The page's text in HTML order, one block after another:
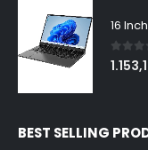
0 out
BEST SELLING